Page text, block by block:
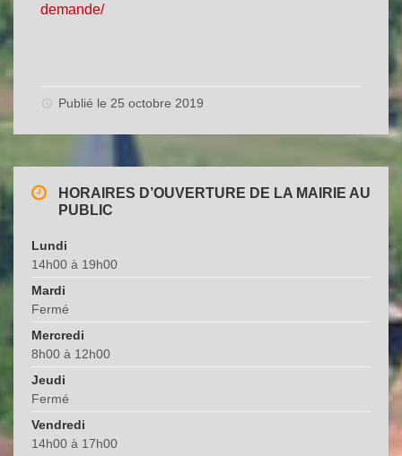
demande/
Publié le 25 octobre 2019
HORAIRES D’OUVERTURE DE LA MAIRIE AU
PUBLIC
Lundi
14h00 à 19h00
Mardi
Fermé
Mercredi
8h00 à 12h00
Jeudi
Fermé
Vendredi
14h00 à 17h00